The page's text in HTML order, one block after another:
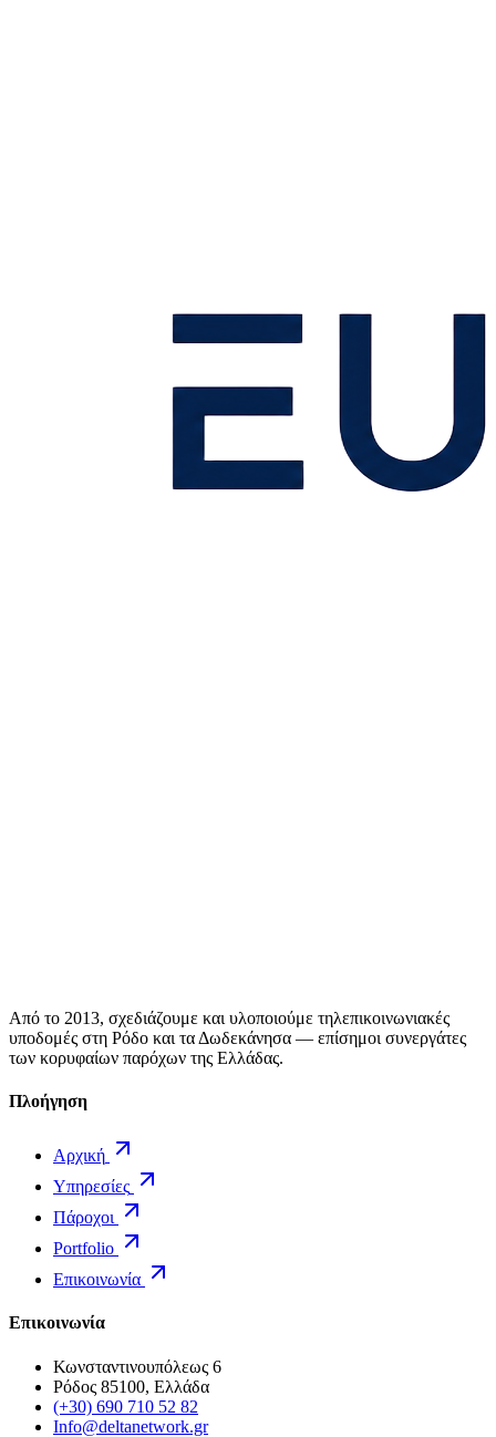
Από το 2013, σχεδιάζουμε και υλοποιούμε τηλεπικοινωνιακές
υποδομές στη Ρόδο και τα Δωδεκάνησα — επίσημοι συνεργάτες
των κορυφαίων παρόχων της Ελλάδας.
Πλοήγηση
Αρχική
Υπηρεσίες
Πάροχοι
Portfolio
Επικοινωνία
Επικοινωνία
Κωνσταντινουπόλεως 6
Ρόδος 85100, Ελλάδα
(+30) 690 710 52 82
Info@deltanetwork.gr